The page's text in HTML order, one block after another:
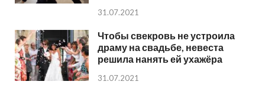
31.07.2021
Чтобы свекровь не устроила
драму на свадьбе, невеста
решила нанять ей ухажёра
31.07.2021